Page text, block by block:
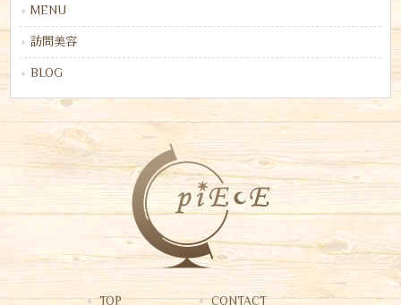
MENU
訪問美容
BLOG
TOP CONTACT